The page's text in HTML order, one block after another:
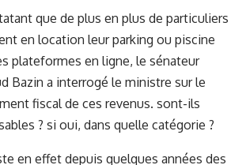
que de plus en plus de particuliers
en location leur parking ou piscine
plateformes en ligne, le sénateur
Bazin a interrogé le ministre sur le
fiscal de ces revenus. sont-ils
? si oui, dans quelle catégorie ?
en effet depuis quelques années des